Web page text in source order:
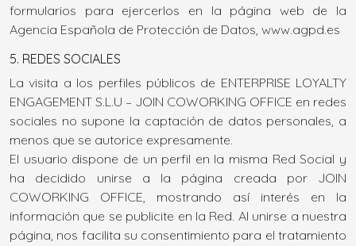
formularios para ejercerlos en la página web de la
Agencia Española de Protección de Datos, www.agpd.es
5. REDES SOCIALES
La visita a los perfiles públicos de ENTERPRISE LOYALTY
ENGAGEMENT S.L.U – JOIN COWORKING OFFICE en redes
sociales no supone la captación de datos personales, a
menos que se autorice expresamente.
El usuario dispone de un perfil en la misma Red Social y
ha decidido unirse a la página creada por JOIN
COWORKING OFFICE, mostrando así interés en la
información que se publicite en la Red. Al unirse a nuestra
página, nos facilita su consentimiento para el tratamiento